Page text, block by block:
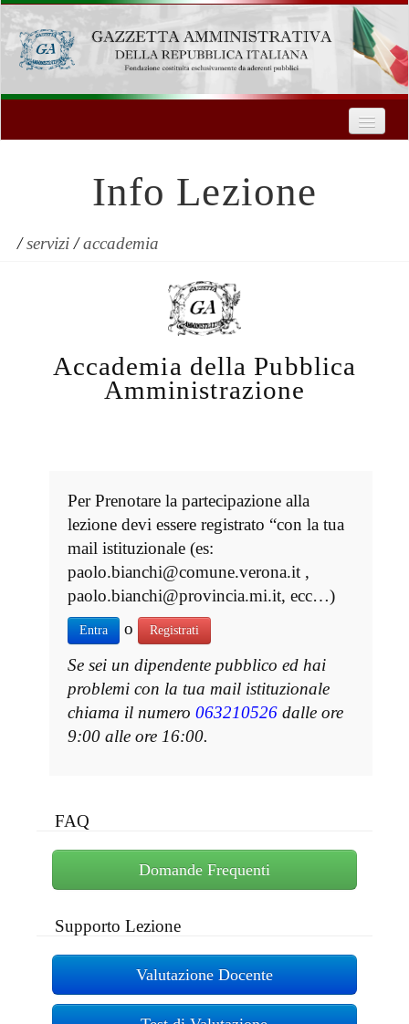
Formazione
Innovazione Tecnologica
Servizi
Contatti
| Entra
Info Lezione
/servizi/accademia
Accademia della Pubblica
Amministrazione
Per Prenotare la partecipazione alla
lezione devi essere registrato “con la tua
mail istituzionale (es:
paolo.bianchi@comune.verona.it ,
paolo.bianchi@provincia.mi.it, ecc…)
Entra o Registrati
Se sei un dipendente pubblico ed hai
problemi con la tua mail istituzionale
chiama il numero 063210526 dalle ore
9:00 alle ore 16:00.
FAQ
Domande Frequenti
Supporto Lezione
Valutazione Docente